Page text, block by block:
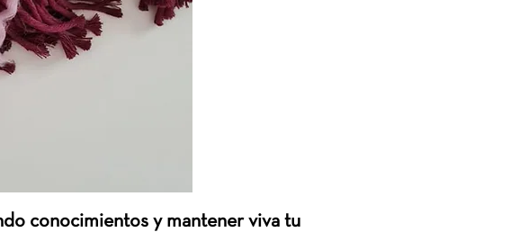
conocimientos y mantener viva tu